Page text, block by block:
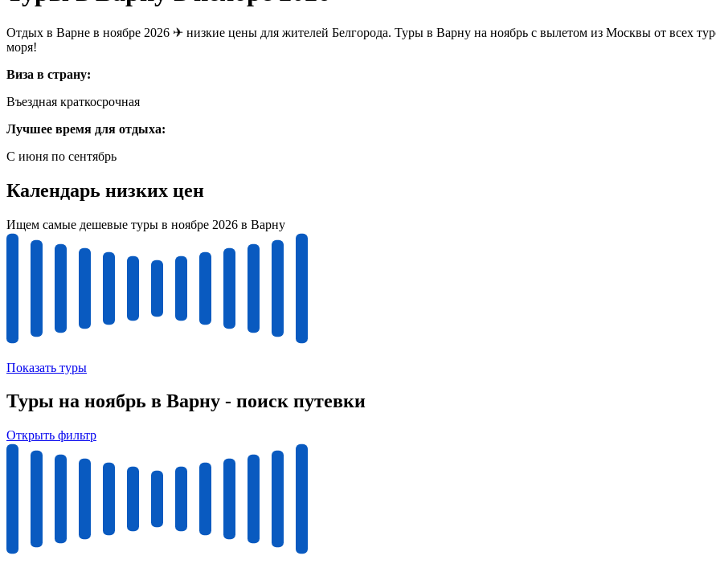
Отдых в Варне в ноябре 2026 ✈ низкие цены для жителей Белгорода. Туры в Варну на ноябрь с вылетом из Москвы от всех
моря!
Виза в страну:
Въездная краткосрочная
Лучшее время для отдыха:
С июня по сентябрь
Календарь низких цен
Ищем самые дешевые туры в ноябре 2026 в Варну
Показать туры
Туры на ноябрь в Варну - поиск путевки
Открыть фильтр